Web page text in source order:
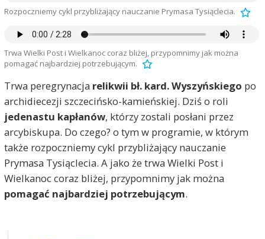
Rozpoczniemy cykl przybliżający nauczanie Prymasa Tysiąclecia.
Trwa Wielki Post i Wielkanoc coraz bliżej, przypomnimy jak można
pomagać najbardziej potrzebującym.
Trwa peregrynacja relikwii bł. kard. Wyszyńskiego po
archidiecezji szczecińsko-kamieńskiej. Dziś o roli
jedenastu kapłanów, którzy zostali posłani przez
arcybiskupa. Do czego? o tym w programie, w którym
także rozpoczniemy cykl przybliżający nauczanie
Prymasa Tysiąclecia. A jako że trwa Wielki Post i
Wielkanoc coraz bliżej, przypomnimy jak można
pomagać najbardziej potrzebującym.